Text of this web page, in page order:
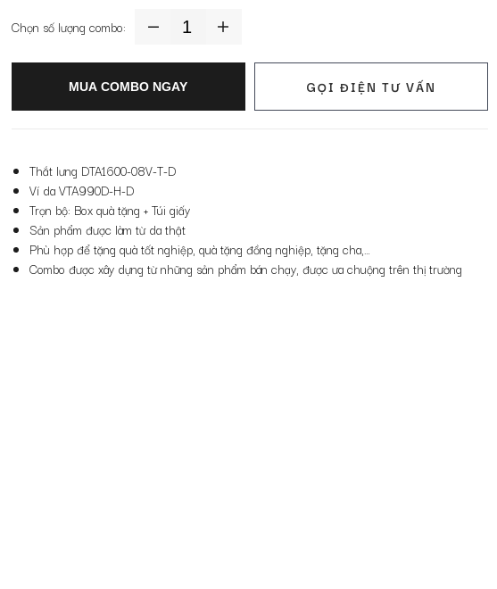
Chọn số lượng combo:
Combo
quà
da
thắt
trọng
số
lượng
MUA COMBO NGAY GỌI ĐIỆN TƯ VẤN
Thắt lưng DTA1600-08V-T-D
Ví da VTA990D-H-D
Trọn bộ: Box quà tặng + Túi giấy
Sản phẩm được làm từ da thật
Phù hợp để tặng quà tốt nghiệp, quà tặng đồng nghiệp, tặng cha,…
Combo được xây dựng từ những sản phẩm bán chạy, được ưa chuộng trên thị trường